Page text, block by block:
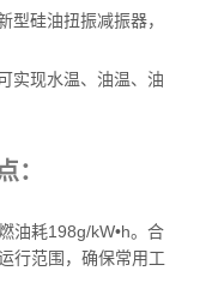
型硅油扭振减振器，
实现水温、油温、油
：
油耗198g/kW•h。合
行范围，确保常用工